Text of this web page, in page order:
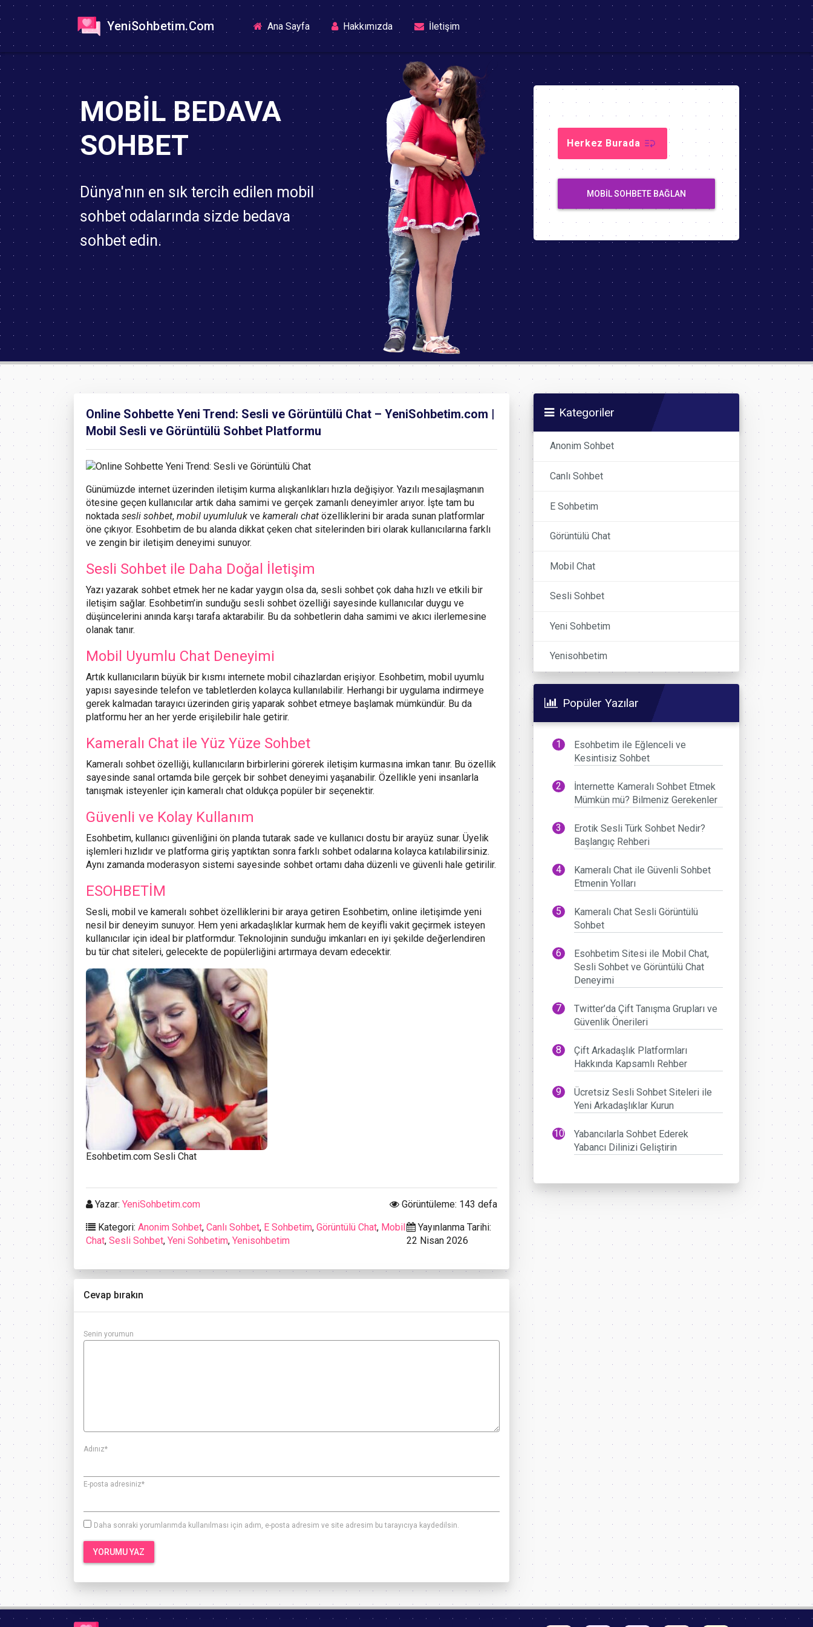
YeniSohbetim.Com Ana Sayfa(current)Hakkımızda İletişim
MOBIL BEDAVA
SOHBET
Dünya'nın en sık tercih edilen mobil
sohbet odalarında sizde bedava
sohbet edin.
Herkez Burada
MOBIL SOHBETE BAĞLAN
Online Sohbette Yeni Trend: Sesli ve Görüntülü Chat – YeniSohbetim.com |
Mobil Sesli ve Görüntülü Sohbet Platformu
Günümüzde internet üzerinden iletişim kurma alışkanlıkları hızla değişiyor. Yazılı mesajlaşmanın
ötesine geçen kullanıcılar artık daha samimi ve gerçek zamanlı deneyimler arıyor. İşte tam bu
noktada sesli sohbet, mobil uyumluluk ve kameralı chat özelliklerini bir arada sunan platformlar
öne çıkıyor. Esohbetim de bu alanda dikkat çeken chat sitelerinden biri olarak kullanıcılarına farklı
ve zengin bir iletişim deneyimi sunuyor.
Sesli Sohbet ile Daha Doğal İletişim
Yazı yazarak sohbet etmek her ne kadar yaygın olsa da, sesli sohbet çok daha hızlı ve etkili bir
iletişim sağlar. Esohbetim’in sunduğu sesli sohbet özelliği sayesinde kullanıcılar duygu ve
düşüncelerini anında karşı tarafa aktarabilir. Bu da sohbetlerin daha samimi ve akıcı ilerlemesine
olanak tanır.
Mobil Uyumlu Chat Deneyimi
Artık kullanıcıların büyük bir kısmı internete mobil cihazlardan erişiyor. Esohbetim, mobil uyumlu
yapısı sayesinde telefon ve tabletlerden kolayca kullanılabilir. Herhangi bir uygulama indirmeye
gerek kalmadan tarayıcı üzerinden giriş yaparak sohbet etmeye başlamak mümkündür. Bu da
platformu her an her yerde erişilebilir hale getirir.
Kameralı Chat ile Yüz Yüze Sohbet
Kameralı sohbet özelliği, kullanıcıların birbirlerini görerek iletişim kurmasına imkan tanır. Bu özellik
sayesinde sanal ortamda bile gerçek bir sohbet deneyimi yaşanabilir. Özellikle yeni insanlarla
tanışmak isteyenler için kameralı chat oldukça popüler bir seçenektir.
Güvenli ve Kolay Kullanım
Esohbetim, kullanıcı güvenliğini ön planda tutarak sade ve kullanıcı dostu bir arayüz sunar. Üyelik
işlemleri hızlıdır ve platforma giriş yaptıktan sonra farklı sohbet odalarına kolayca katılabilirsiniz.
Aynı zamanda moderasyon sistemi sayesinde sohbet ortamı daha düzenli ve güvenli hale getirilir.
ESOHBETİM
Sesli, mobil ve kameralı sohbet özelliklerini bir araya getiren Esohbetim, online iletişimde yeni
nesil bir deneyim sunuyor. Hem yeni arkadaşlıklar kurmak hem de keyifli vakit geçirmek isteyen
kullanıcılar için ideal bir platformdur. Teknolojinin sunduğu imkanları en iyi şekilde değerlendiren
bu tür chat siteleri, gelecekte de popülerliğini artırmaya devam edecektir.
Esohbetim.com Sesli Chat
Yazar: YeniSohbetim.com
Görüntüleme: 143 defa
Kategori: Anonim Sohbet, Canlı Sohbet, E Sohbetim, Görüntülü Chat, Mobil
Chat, Sesli Sohbet, Yeni Sohbetim, Yenisohbetim
Yayınlanma Tarihi:
22 Nisan 2026
Cevap bırakın
Senin yorumun
Adınız*
E-posta adresiniz*
Daha sonraki yorumlarımda kullanılması için adım, e-posta adresim ve site adresim bu tarayıcıya kaydedilsin.
Kategoriler
Anonim Sohbet
Canlı Sohbet
E Sohbetim
Görüntülü Chat
Mobil Chat
Sesli Sohbet
Yeni Sohbetim
Yenisohbetim
Popüler Yazılar
Esohbetim ile Eğlenceli ve
Kesintisiz Sohbet
İnternette Kameralı Sohbet Etmek
Mümkün mü? Bilmeniz Gerekenler
Erotik Sesli Türk Sohbet Nedir?
Başlangıç Rehberi
Kameralı Chat ile Güvenli Sohbet
Etmenin Yolları
Kameralı Chat Sesli Görüntülü
Sohbet
Esohbetim Sitesi ile Mobil Chat,
Sesli Sohbet ve Görüntülü Chat
Deneyimi
Twitter’da Çift Tanışma Grupları ve
Güvenlik Önerileri
Çift Arkadaşlık Platformları
Hakkında Kapsamlı Rehber
Ücretsiz Sesli Sohbet Siteleri ile
Yeni Arkadaşlıklar Kurun
Yabancılarla Sohbet Ederek
Yabancı Dilinizi Geliştirin